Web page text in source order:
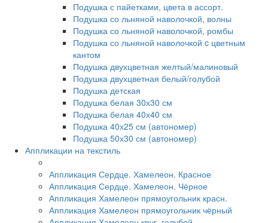
Подушка с пайетками, цвета в ассорт.
Подушка со льняной наволочкой, волны
Подушка со льняной наволочкой, ромбы
Подушка со льняной наволочкой c цветным
кантом
Подушка двухцветная желтый/малиновый
Подушка двухцветная белый/голубой
Подушка детская
Подушка белая 30х30 см
Подушка белая 40х40 см
Подушка 40х25 см (автономер)
Подушка 50х30 см (автономер)
Аппликации на текстиль
Аппликация Сердце. Хамелеон. Красное
Аппликация Сердце. Хамелеон. Чёрное
Аппликация Хамелеон прямоугольник красн.
Аппликация Хамелеон прямоугольник чёрный